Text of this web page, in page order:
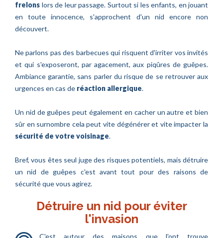
frelons lors de leur passage. Surtout si les enfants, en jouant
en toute innocence, s'approchent d'un nid encore non
découvert.
Ne parlons pas des barbecues qui risquent d'irriter vos invités
et qui s'exposeront, par agacement, aux piqûres de guêpes.
Ambiance garantie, sans parler du risque de se retrouver aux
urgences en cas de réaction allergique.
Un nid de guêpes peut également en cacher un autre et bien
sûr en surnombre cela peut vite dégénérer et vite impacter la
sécurité de votre voisinage.
Bref, vous êtes seul juge des risques potentiels, mais détruire
un nid de guêpes c'est avant tout pour des raisons de
sécurité que vous agirez.
Détruire un nid pour éviter
l'invasion